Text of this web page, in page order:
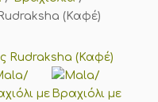
(Καφέ)